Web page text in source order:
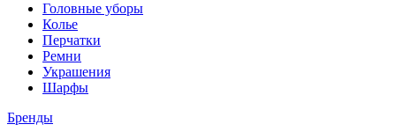
Головные уборы
Колье
Перчатки
Ремни
Украшения
Шарфы
Бренды